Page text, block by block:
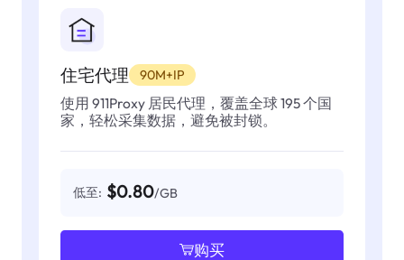
住宅代理 90M+IP
使用 911Proxy 居民代理，覆盖全球 195 个国
家，轻松采集数据，避免被封锁。
低至: $0.80/GB
购买